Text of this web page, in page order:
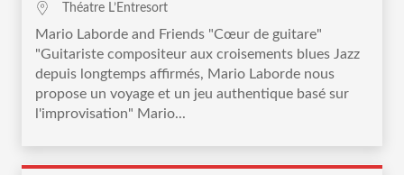
Théatre L’Entresort
Mario Laborde and Friends "Cœur de guitare"
"Guitariste compositeur aux croisements blues Jazz
depuis longtemps affirmés, Mario Laborde nous
propose un voyage et un jeu authentique basé sur
l'improvisation" Mario...